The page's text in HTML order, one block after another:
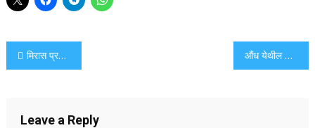
Post
मिरास प्रदर्शनात स्पॉटलाइटमध्ये वारशाने मिळालेली कौशल्ये औंध येथील आयुष हॉस्पीटमध्ये वैकल्पिक औषधोपचारांना फायदा झाला | पुणे बातम्या
Leave a Reply